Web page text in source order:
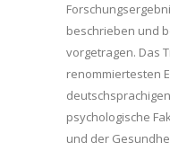
beschrieben und
vorgetragen. Das
renommiertesten
psychologische
und der